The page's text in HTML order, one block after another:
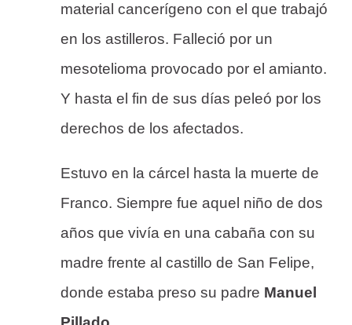
material cancerígeno con el que trabajó
en los astilleros. Falleció por un
mesotelioma provocado por el amianto.
Y hasta el fin de sus días peleó por los
derechos de los afectados.
Estuvo en la cárcel hasta la muerte de
Franco. Siempre fue aquel niño de dos
años que vivía en una cabaña con su
madre frente al castillo de San Felipe,
donde estaba preso su padre Manuel